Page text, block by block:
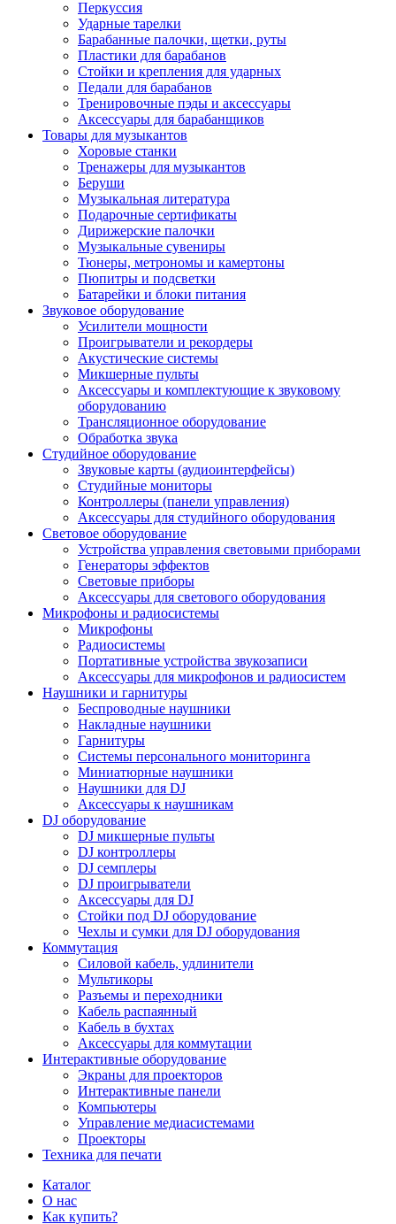
Перкуссия
Ударные тарелки
Барабанные палочки, щетки, руты
Пластики для барабанов
Стойки и крепления для ударных
Педали для барабанов
Тренировочные пэды и аксессуары
Аксессуары для барабанщиков
Товары для музыкантов
Хоровые станки
Тренажеры для музыкантов
Беруши
Музыкальная литература
Подарочные сертификаты
Дирижерские палочки
Музыкальные сувениры
Тюнеры, метрономы и камертоны
Пюпитры и подсветки
Батарейки и блоки питания
Звуковое оборудование
Усилители мощности
Проигрыватели и рекордеры
Акустические системы
Микшерные пульты
Аксессуары и комплектующие к звуковому
оборудованию
Трансляционное оборудование
Обработка звука
Студийное оборудование
Звуковые карты (аудиоинтерфейсы)
Студийные мониторы
Контроллеры (панели управления)
Аксессуары для студийного оборудования
Световое оборудование
Устройства управления световыми приборами
Генераторы эффектов
Световые приборы
Аксессуары для светового оборудования
Микрофоны и радиосистемы
Микрофоны
Радиосистемы
Портативные устройства звукозаписи
Аксессуары для микрофонов и радиосистем
Наушники и гарнитуры
Беспроводные наушники
Накладные наушники
Гарнитуры
Системы персонального мониторинга
Миниатюрные наушники
Наушники для DJ
Аксессуары к наушникам
DJ оборудование
DJ микшерные пульты
DJ контроллеры
DJ семплеры
DJ проигрыватели
Аксессуары для DJ
Стойки под DJ оборудование
Чехлы и сумки для DJ оборудования
Коммутация
Силовой кабель, удлинители
Мультикоры
Разъемы и переходники
Кабель распаянный
Кабель в бухтах
Аксессуары для коммутации
Интерактивные оборудование
Экраны для проекторов
Интерактивные панели
Компьютеры
Управление медиасистемами
Проекторы
Техника для печати
Каталог
О нас
Как купить?